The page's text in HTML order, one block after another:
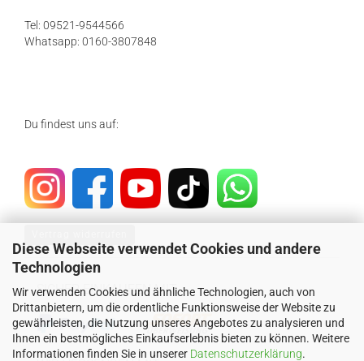
Diese Webseite verwendet Cookies und andere
Technologien
Wir verwenden Cookies und ähnliche Technologien, auch von
Drittanbietern, um die ordentliche Funktionsweise der Website zu
gewährleisten, die Nutzung unseres Angebotes zu analysieren und
Ihnen ein bestmögliches Einkaufserlebnis bieten zu können. Weitere
Informationen finden Sie in unserer Datenschutzerklärung.
Tel: 09521-9544566
Whatsapp: 0160-3807848
Du findest uns auf:
SICHER EINKAUFEN MIT